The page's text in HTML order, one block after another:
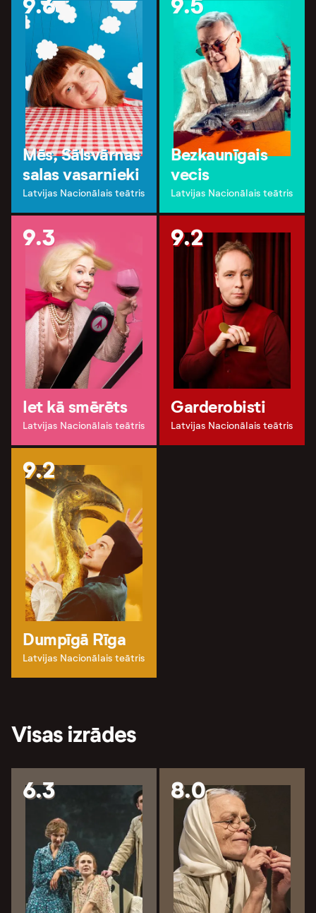
Mēs, Sālsvārnas
salas vasarnieki
Latvijas Nacionālais teātris
Bezkaunīgais
vecis
Latvijas Nacionālais teātris
9.3
Iet kā smērēts
Latvijas Nacionālais teātris
9.2
Garderobisti
Latvijas Nacionālais teātris
9.2
Dumpīgā Rīga
Latvijas Nacionālais teātris
Visas izrādes
6.3 8.0